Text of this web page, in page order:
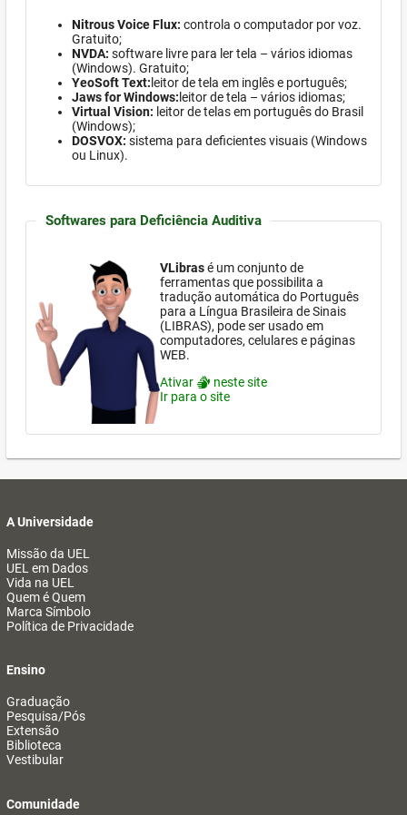
Nitrous Voice Flux: controla o computador por voz.
Gratuito;
NVDA: software livre para ler tela – vários idiomas
(Windows). Gratuito;
YeoSoft Text: leitor de tela em inglês e português;
Jaws for Windows: leitor de tela – vários idiomas;
Virtual Vision: leitor de telas em português do Brasil
(Windows);
DOSVOX: sistema para deficientes visuais (Windows
ou Linux).
Softwares para Deficiência Auditiva
VLibrasé um conjunto de
ferramentas que possibilita a
tradução automática do Português
para a Língua Brasileira de Sinais
(LIBRAS), pode ser usado em
computadores, celulares e páginas
WEB.
Ativar
neste site
Ir para o site
A Universidade
Missão da UEL
UEL em Dados
Vida na UEL
Quem é Quem
Marca Símbolo
Política de Privacidade
Ensino
Graduação
Pesquisa/Pós
Extensão
Biblioteca
Vestibular
Comunidade